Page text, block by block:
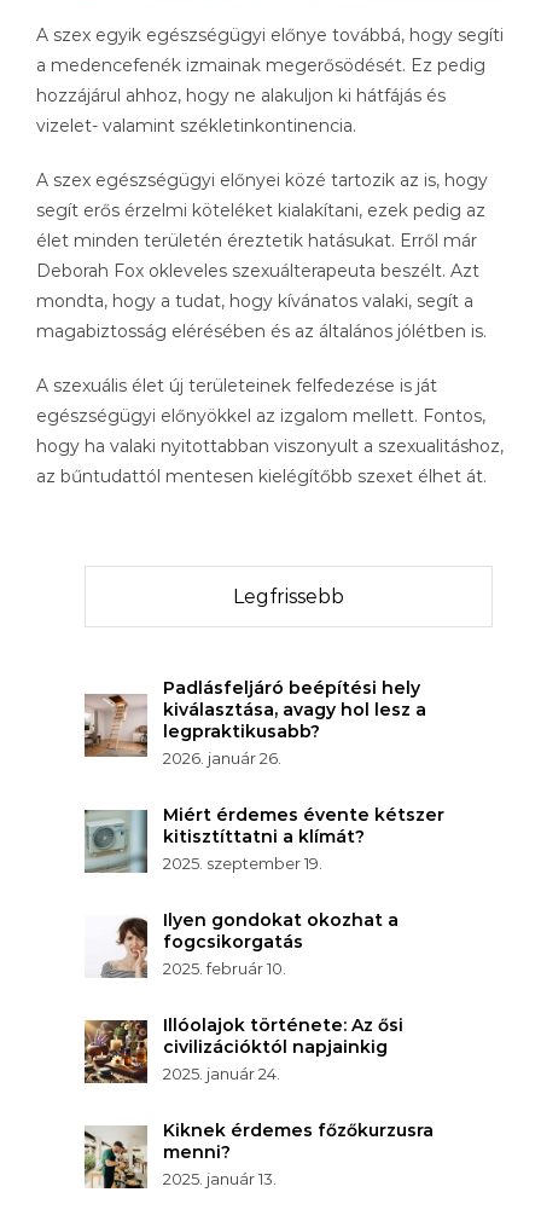
A szex egyik egészségügyi előnye továbbá, hogy segíti
a medencefenék izmainak megerősödését. Ez pedig
hozzájárul ahhoz, hogy ne alakuljon ki hátfájás és
vizelet- valamint székletinkontinencia.
A szex egészségügyi előnyei közé tartozik az is, hogy
segít erős érzelmi köteléket kialakítani, ezek pedig az
élet minden területén éreztetik hatásukat. Erről már
Deborah Fox okleveles szexuálterapeuta beszélt. Azt
mondta, hogy a tudat, hogy kívánatos valaki, segít a
magabiztosság elérésében és az általános jólétben is.
A szexuális élet új területeinek felfedezése is ját
egészségügyi előnyökkel az izgalom mellett. Fontos,
hogy ha valaki nyitottabban viszonyult a szexualitáshoz,
az bűntudattól mentesen kielégítőbb szexet élhet át.
Legfrissebb
Padlásfeljáró beépítési hely
kiválasztása, avagy hol lesz a
legpraktikusabb?
2026. január 26.
Miért érdemes évente kétszer
kitisztíttatni a klímát?
2025. szeptember 19.
Ilyen gondokat okozhat a
fogcsikorgatás
2025. február 10.
Illóolajok története: Az ősi
civilizációktól napjainkig
2025. január 24.
Kiknek érdemes főzőkurzusra
menni?
2025. január 13.